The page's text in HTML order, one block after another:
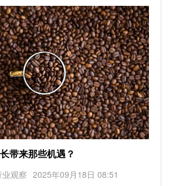
带来那些机遇？
观察 2025年09月18日 08:51